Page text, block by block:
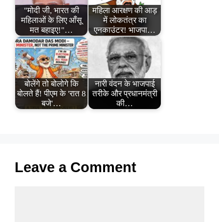
"मोदी जी, भारत की
महिलाओं के लिए आँसू
मत बहाइए!"…
महिला आरक्षण की आड़
में लोकतंत्र का
एनकाउंटर! भाजपा…
बोलेंगे तो बोलोगे कि
बोलते हैं! पीएम के 'रात 8
बजे'…
नारी वंदन के भाजपाई
तरीके और प्रधानमंत्री
की…
Leave a Comment